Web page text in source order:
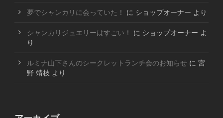
夢でシャンカリに会っていた！ に ショップオーナー より
シャンカリジュエリーはすごい！ に ショップオーナー よ
り
ルミナ山下さんのシークレットランチ会のお知らせ に 宮
野 靖枝 より